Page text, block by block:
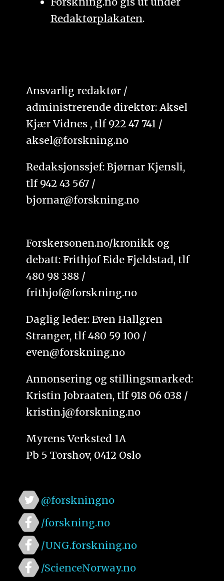
Redaktørplakaten.
Ansvarlig redaktør /
administrerende direktør: Aksel
Kjær Vidnes , tlf 922 47 741 /
aksel@forskning.no
Redaksjonssjef: Bjørnar Kjensli,
tlf 942 43 567 /
bjornar@forskning.no
Forskersonen.no/kronikk og
debatt: Frithjof Eide Fjeldstad, tlf
480 98 388 /
frithjof@forskning.no
Daglig leder: Even Hallgren
Stranger, tlf 480 59 100 /
even@forskning.no
Annonsering og stillingsmarked:
Kristin Jobraaten, tlf 918 06 038 /
kristin.j@forskning.no
Myrens Verksted 1A
Pb 5 Torshov, 0412 Oslo
@forskningno
/forskning.no
/UNG.forskning.no
/ScienceNorway.no